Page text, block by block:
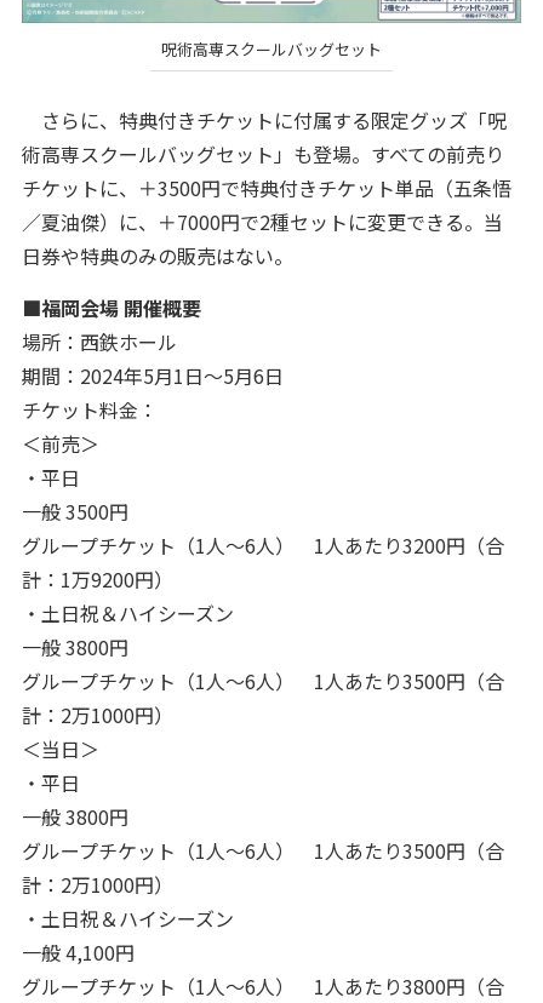
呪術高専スクールバッグセット
さらに、特典付きチケットに付属する限定グッズ「呪
術高専スクールバッグセット」も登場。すべての前売り
チケットに、＋3500円で特典付きチケット単品（五条悟
／夏油傑）に、＋7000円で2種セットに変更できる。当
日券や特典のみの販売はない。
■福岡会場 開催概要
場所：西鉄ホール
期間：2024年5月1日〜5月6日
チケット料金：
＜前売＞
・平日
一般 3500円
グループチケット（1人～6人） 1人あたり3200円（合
計：1万9200円）
・土日祝＆ハイシーズン
一般 3800円
グループチケット（1人～6人） 1人あたり3500円（合
計：2万1000円）
＜当日＞
・平日
一般 3800円
グループチケット（1人～6人） 1人あたり3500円（合
計：2万1000円）
・土日祝＆ハイシーズン
一般 4,100円
グループチケット（1人～6人） 1人あたり3800円（合